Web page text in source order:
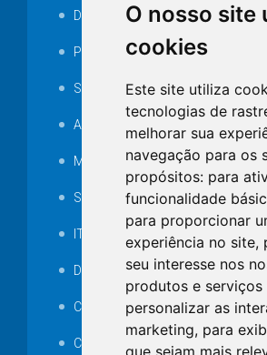
O nosso site
cookies
Este site utiliza
tecnologias de
melhorar sua
navegação para os
propósitos: para
funcionalidade
para proporcionar
experiência no site,
seu interesse nos
produtos e serviços
personalizar as
marketing, para
que sejam mais
Decretos
Portarias
SAMAE
Audiência pública
MANUTENÇÃO DE ILUMINAÇÃO
Serviços Técnicos TI
ITR
Desapropriações
Catalogo Eletrônico de
Consórcios Municipais